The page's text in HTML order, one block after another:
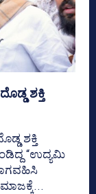
ಶಕ್ತಿ
ಶಕ್ತಿ
“ಉದ್ಯಮಿ